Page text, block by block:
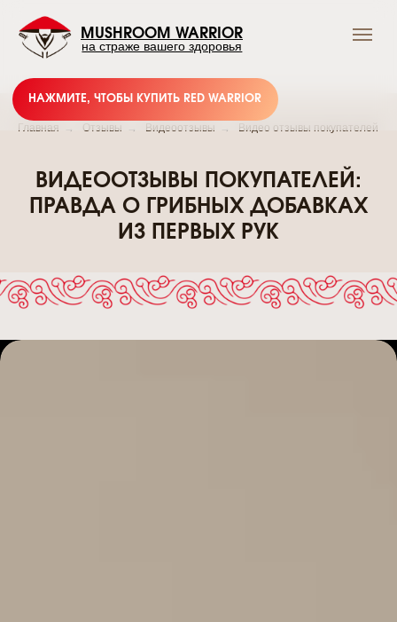
MUSHROOM WARRIOR
на страже вашего здоровья
Подпишись и получай
выгодные предложения
В нашем тг-канале вы найдете всю актуальную
информацию о скидках, акциях и распродажах.
Подписывайтесь и будьте в курсе событий!
Подписаться
Главная → Отзывы → Видеоотзывы → Видео отзывы покупателей
ВИДЕООТЗЫВЫ ПОКУПАТЕЛЕЙ:
ПРАВДА О ГРИБНЫХ ДОБАВКАХ
ИЗ ПЕРВЫХ РУК